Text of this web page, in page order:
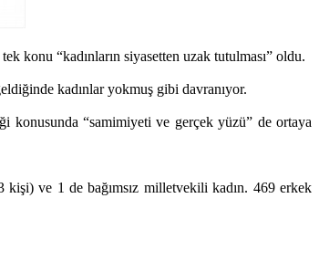
konu “kadınların siyasetten uzak tutulması” oldu.
kadınlar yokmuş gibi davranıyor.
konusunda “samimiyeti ve gerçek yüzü” de ortaya
ve 1 de bağımsız milletvekili kadın. 469 erkek